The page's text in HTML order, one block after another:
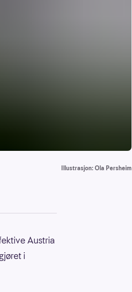
Illustrasjon: Ola Persheim
Austria
i